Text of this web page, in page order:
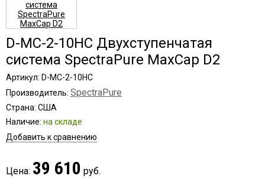
D-MC-2-10HC Двухступенчатая
система SpectraPure MaxCap D2
Артикул: D-MC-2-10HC
Производитель: SpectraPure
Страна: США
Наличие: на складе
Добавить к сравнению
Цена: 39 610 руб.